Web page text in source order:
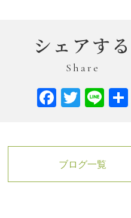
シェアする
Share
Facebook
Twitter
Line
ブログ一覧